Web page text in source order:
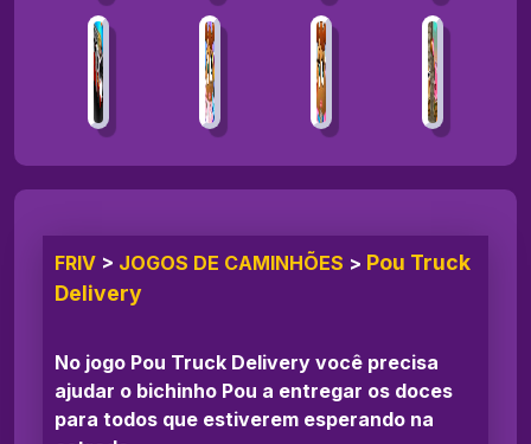
FRIV > JOGOS DE CAMINHÕES > Pou Truck
Delivery
No jogo Pou Truck Delivery você precisa
ajudar o bichinho Pou a entregar os doces
para todos que estiverem esperando na